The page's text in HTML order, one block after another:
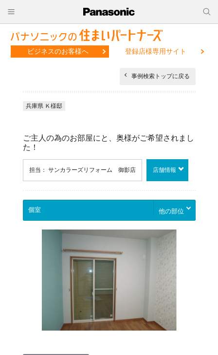
ビジネスのお客様へ 登録店様専用サイト
事例検索トップに戻る
兵庫県 Ｋ様邸
ご主人の為のお部屋にと、奥様がご希望されまし
た！
担当： サンカラーズリフォーム 御影店 店舗情報
他の部位